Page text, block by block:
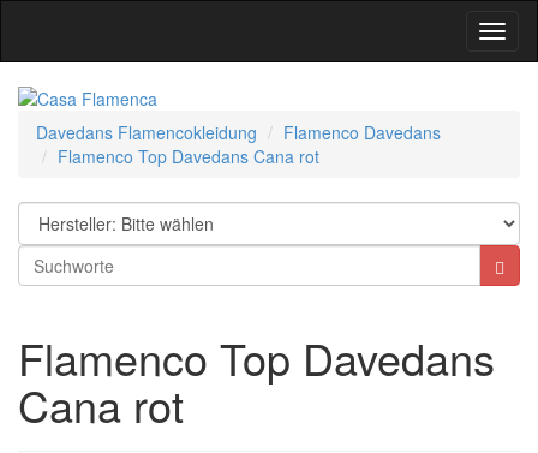
Davedans Flamencokleidung
Flamenco Davedans
Flamenco Top Davedans Cana rot
Flamenco Top Davedans
Cana rot